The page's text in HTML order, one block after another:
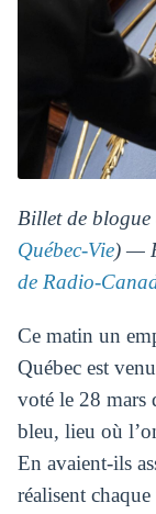
Billet de
Québec-Vie) —
de Radio-
Ce matin un
Québec est
voté le 28 mars
bleu, lieu où
En avaient-ils
réalisent